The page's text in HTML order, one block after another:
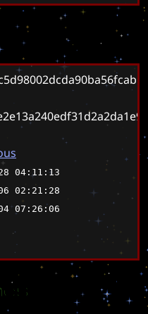
04:11:13
02:21:28
07:26:06